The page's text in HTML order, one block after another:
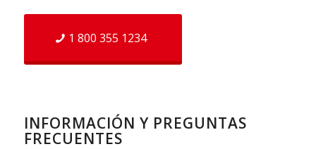
1 800 355 1234
INFORMACIÓN Y PREGUNTAS
FRECUENTES